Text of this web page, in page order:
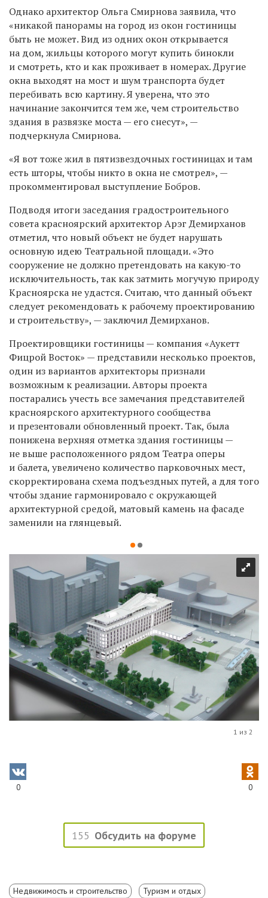
Однако архитектор Ольга Смирнова заявила, что
«никакой панорамы на город из окон гостиницы
быть не может. Вид из одних окон открывается
на дом, жильцы которого могут купить бинокли
и смотреть, кто и как проживает в номерах. Другие
окна выходят на мост и шум транспорта будет
перебивать всю картину. Я уверена, что это
начинание закончится тем же, чем строительство
здания в развязке моста — его снесут», —
подчеркнула Смирнова.
«Я вот тоже жил в пятизвездочных гостиницах и там
есть шторы, чтобы никто в окна не смотрел», —
прокомментировал выступление Бобров.
Подводя итоги заседания градостроительного
совета красноярский архитектор Арэг Демирханов
отметил, что новый объект не будет нарушать
основную идею Театральной площади. «Это
сооружение не должно претендовать на какую-то
исключительность, так как затмить могучую природу
Красноярска не удастся. Считаю, что данный объект
следует рекомендовать к рабочему проектированию
и строительству», — заключил Демирханов.
Проектировщики гостиницы — компания «Аукетт
Фицрой Восток» — представили несколько проектов,
один из вариантов архитекторы признали
возможным к реализации. Авторы проекта
постарались учесть все замечания представителей
красноярского архитектурного сообщества
и презентовали обновленный проект. Так, была
понижена верхняя отметка здания гостиницы —
не выше расположенного рядом Театра оперы
и балета, увеличено количество парковочных мест,
скорректирована схема подъездных путей, а для того
чтобы здание гармонировало с окружающей
архитектурной средой, матовый камень на фасаде
заменили на глянцевый.
1 из 2
0 0
155 Обсудить на форуме
Недвижимость и строительство Туризм и отдых